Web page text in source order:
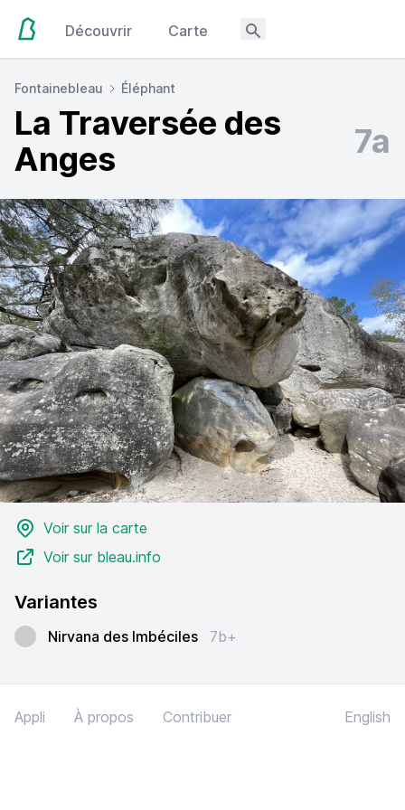
Découvrir Carte
Fontainebleau Éléphant
La Traversée des
Anges
7a
Voir sur la carte
Voir sur bleau.info
Variantes
Nirvana des Imbéciles 7b+
Appli À propos Contribuer English